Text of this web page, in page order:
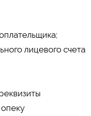
лицевого счета